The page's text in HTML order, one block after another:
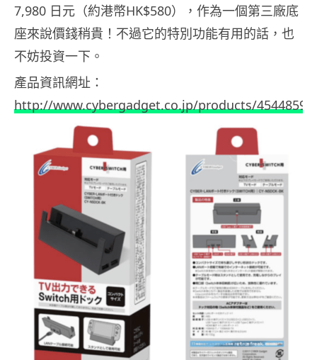
7,980 日元（約港幣HK$580），作為一個第三廠底
座來說價錢稍貴！不過它的特別功能有用的話，也
不妨投資一下。
產品資訊網址：
http://www.cybergadget.co.jp/products/